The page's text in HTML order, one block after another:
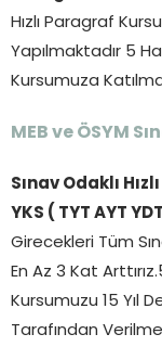
Hızlı Paragraf
Yapılmaktadır 5
Kursumuza
MEB ve ÖSYM
Sınav Odaklı
YKS ( TYT AYT
Girecekleri Tüm
En Az 3 Kat
Kursumuzu 15 Yıl
Tarafından